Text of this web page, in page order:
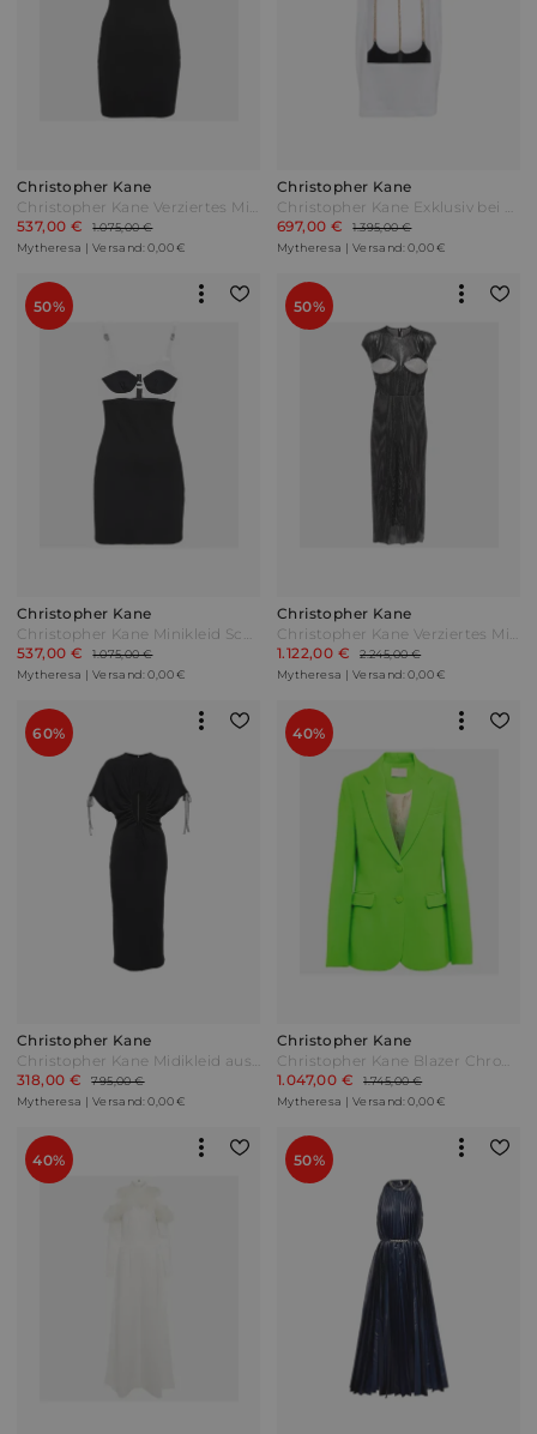
Christopher Kane
Christopher Kane Verziertes Minikleid Schwarz
537,00 €
1.075,00 €
Mytheresa | Versand: 0,00 €
Christopher Kane
Christopher Kane Exklusiv bei Mytheresa – T-shirt aus Baumwolle Weiß
697,00 €
1.395,00 €
Mytheresa | Versand: 0,00 €
50%
Christopher Kane
Christopher Kane Minikleid Schwarz
537,00 €
1.075,00 €
Mytheresa | Versand: 0,00 €
50%
Christopher Kane
Christopher Kane Verziertes Midikleid Schwarz
1.122,00 €
2.245,00 €
Mytheresa | Versand: 0,00 €
60%
Christopher Kane
Christopher Kane Midikleid aus Baumwolle Schwarz
318,00 €
795,00 €
Mytheresa | Versand: 0,00 €
40%
Christopher Kane
Christopher Kane Blazer Chroma aus Wolle Grün
1.047,00 €
1.745,00 €
Mytheresa | Versand: 0,00 €
40% 50%